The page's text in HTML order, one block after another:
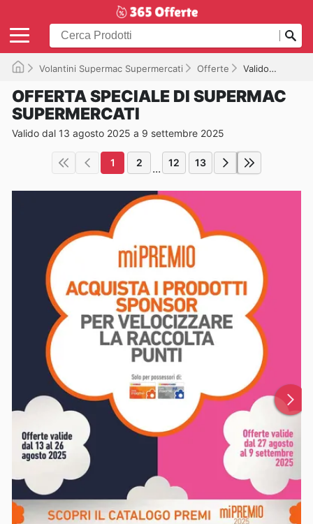
Volantini Supermac Supermercati Offerte Valido fino a 09/09/2025
OFFERTA SPECIALE DI SUPERMAC
SUPERMERCATI
Valido dal 13 agosto 2025 a 9 settembre 2025
1 2 ... 12 13